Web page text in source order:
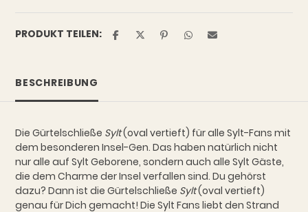
PRODUKT TEILEN:
BESCHREIBUNG
Die Gürtelschließe Sylt(oval vertieft) für alle Sylt-Fans mit
dem besonderen Insel-Gen. Das haben natürlich nicht
nur alle auf Sylt Geborene, sondern auch alle Sylt Gäste,
die dem Charme der Insel verfallen sind. Du gehörst
dazu? Dann ist die Gürtelschließe Sylt(oval vertieft)
genau für Dich gemacht! Die Sylt Fans liebt den Strand